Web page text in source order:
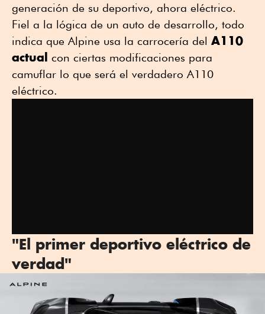
generación de su deportivo, ahora eléctrico.
Fiel a la lógica de un auto de desarrollo, todo
indica que Alpine usa la carrocería del A110
actual con ciertas modificaciones para
camuflar lo que será el verdadero A110
eléctrico.
"El primer deportivo eléctrico de
verdad"